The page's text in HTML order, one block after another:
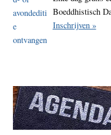
Boeddhistisch
Inschrijven »